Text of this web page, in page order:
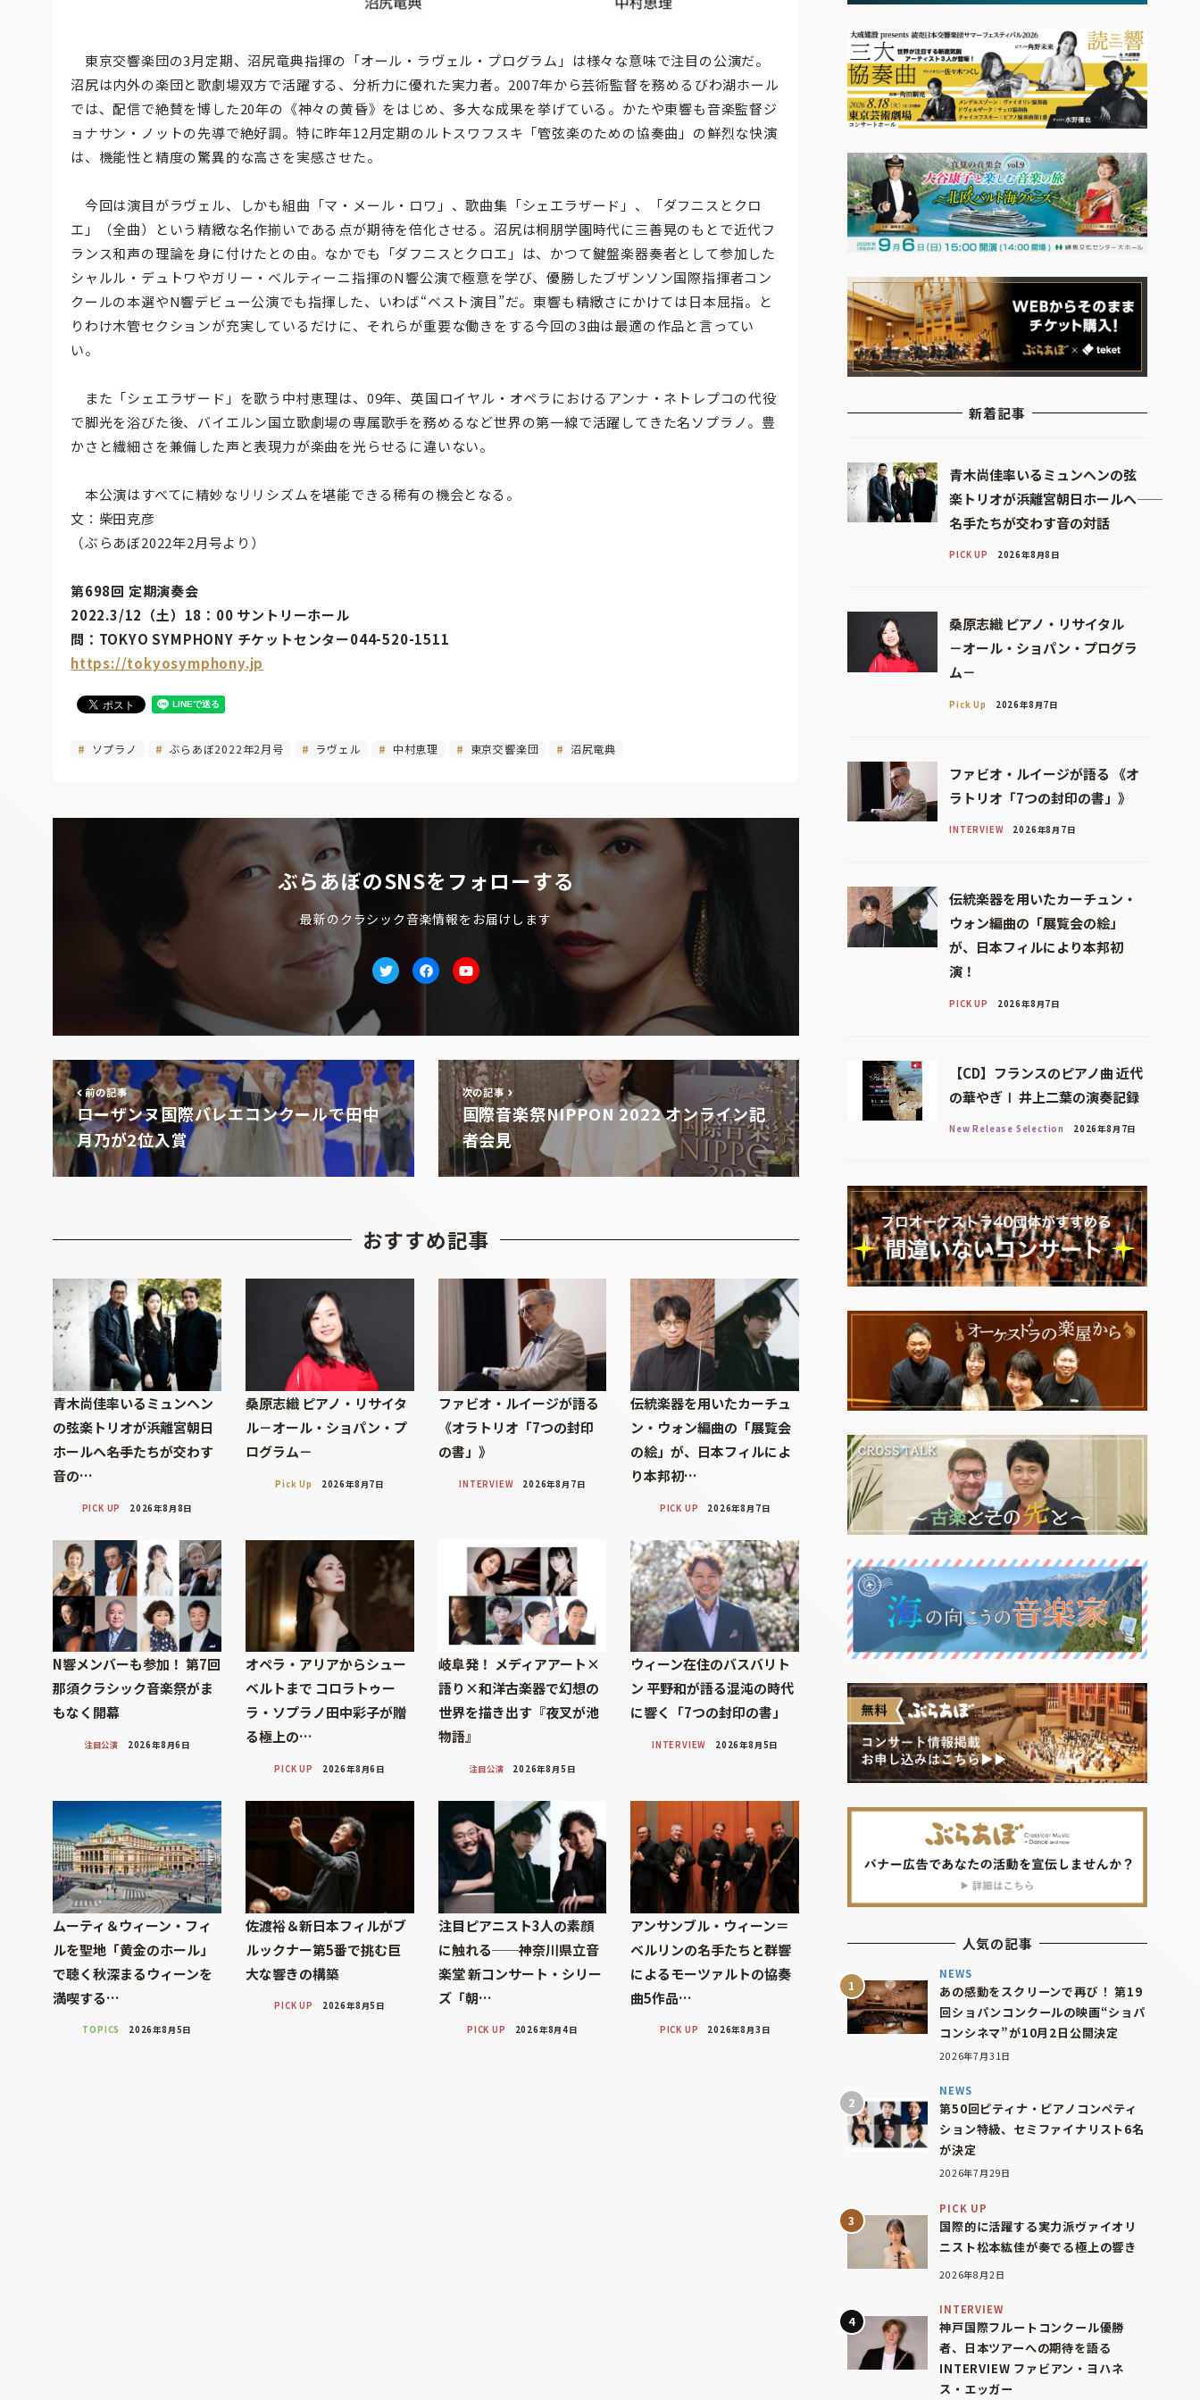
東京交響楽団の3月定期、沼尻竜典指揮の「オール・ラヴェル・プログラム」は様々な意味で注目の公演だ。
沼尻は内外の楽団と歌劇場双方で活躍する、分析力に優れた実力者。2007年から芸術監督を務めるびわ湖ホール
では、配信で絶賛を博した20年の《神々の黄昏》をはじめ、多大な成果を挙げている。かたや東響も音楽監督ジ
ョナサン・ノットの先導で絶好調。特に昨年12月定期のルトスワフスキ「管弦楽のための協奏曲」の鮮烈な快演
は、機能性と精度の驚異的な高さを実感させた。
今回は演目がラヴェル、しかも組曲「マ・メール・ロワ」、歌曲集「シェエラザード」、「ダフニスとクロ
エ」（全曲）という精緻な名作揃いである点が期待を倍化させる。沼尻は桐朋学園時代に三善晃のもとで近代フ
ランス和声の理論を身に付けたとの由。なかでも「ダフニスとクロエ」は、かつて鍵盤楽器奏者として参加した
シャルル・デュトワやガリー・ベルティーニ指揮のN響公演で極意を学び、優勝したブザンソン国際指揮者コン
クールの本選やN響デビュー公演でも指揮した、いわば“ベスト演目”だ。東響も精緻さにかけては日本屈指。と
りわけ木管セクションが充実しているだけに、それらが重要な働きをする今回の3曲は最適の作品と言ってい
い。
また「シェエラザード」を歌う中村恵理は、09年、英国ロイヤル・オペラにおけるアンナ・ネトレプコの代役
で脚光を浴びた後、バイエルン国立歌劇場の専属歌手を務めるなど世界の第一線で活躍してきた名ソプラノ。豊
かさと繊細さを兼備した声と表現力が楽曲を光らせるに違いない。
本公演はすべてに精妙なリリシズムを堪能できる稀有の機会となる。
文：柴田克彦
（ぶらあぼ2022年2月号より）
第698回 定期演奏会
2022.3/12（土）18：00 サントリーホール
問：TOKYO SYMPHONY チケットセンター044-520-1511
https://tokyosymphony.jp
ソプラノ ぶらあぼ2022年2月号 ラヴェル 中村恵理 東京交響楽団 沼尻竜典
ぶらあぼのSNSをフォローする
最新のクラシック音楽情報をお届けします
TwitterfacebookYoutube
前の記事
ローザンヌ国際バレエコンクールで田中
月乃が2位入賞
次の記事
国際音楽祭NIPPON 2022 オンライン記
者会見
おすすめ記事
青木尚佳率いるミュンヘン
の弦楽トリオが浜離宮朝日
ホールへ――名手たちが交わす
音の…
PICK UP 2026年8月8日
桑原志織 ピアノ・リサイタ
ル－オール・ショパン・プ
ログラム－
Pick Up 2026年8月7日
ファビオ・ルイージが語る
《オラトリオ「7つの封印
の書」》
INTERVIEW 2026年8月7日
伝統楽器を用いたカーチュ
ン・ウォン編曲の「展覧会
の絵」が、日本フィルによ
り本邦初…
PICK UP 2026年8月7日
N響メンバーも参加！ 第7回
那須クラシック音楽祭がま
もなく開幕
注目公演 2026年8月6日
オペラ・アリアからシュー
ベルトまで コロラトゥー
ラ・ソプラノ田中彩子が贈
る極上の…
PICK UP 2026年8月6日
岐阜発！ メディアアート×
語り×和洋古楽器で幻想の
世界を描き出す『夜叉が池
物語』
注目公演 2026年8月5日
ウィーン在住のバスバリト
ン 平野和が語る混沌の時代
に響く「7つの封印の書」
INTERVIEW 2026年8月5日
ムーティ＆ウィーン・フィ
ルを聖地「黄金のホール」
で聴く秋深まるウィーンを
満喫する…
TOPICS 2026年8月5日
佐渡裕＆新日本フィルがブ
ルックナー第5番で挑む巨
大な響きの構築
PICK UP 2026年8月5日
注目ピアニスト3人の素顔
に触れる──神奈川県立音
楽堂 新コンサート・シリー
ズ「朝…
PICK UP 2026年8月4日
アンサンブル・ウィーン＝
ベルリンの名手たちと群響
によるモーツァルトの協奏
曲5作品…
PICK UP 2026年8月3日
新着記事
青木尚佳率いるミュンヘンの弦
楽トリオが浜離宮朝日ホールへ――
名手たちが交わす音の対話
PICK UP 2026年8月8日
桑原志織 ピアノ・リサイタル
－オール・ショパン・プログラ
ム－
Pick Up 2026年8月7日
ファビオ・ルイージが語る 《オ
ラトリオ「7つの封印の書」》
INTERVIEW 2026年8月7日
伝統楽器を用いたカーチュン・
ウォン編曲の「展覧会の絵」
が、日本フィルにより本邦初
演！
PICK UP 2026年8月7日
【CD】フランスのピアノ曲 近代
の華やぎⅠ 井上二葉の演奏記録
New Release Selection 2026年8月7日
人気の記事
NEWS
あの感動をスクリーンで再び！ 第19
回ショパンコンクールの映画“ショパ
コンシネマ”が10月2日公開決定
2026年7月31日
NEWS
第50回ピティナ・ピアノコンペティ
ション特級、セミファイナリスト6名
が決定
2026年7月29日
PICK UP
国際的に活躍する実力派ヴァイオリ
ニスト松本紘佳が奏でる極上の響き
2026年8月2日
INTERVIEW
神戸国際フルートコンクール優勝
者、日本ツアーへの期待を語る
INTERVIEW ファビアン・ヨハネ
ス・エッガー